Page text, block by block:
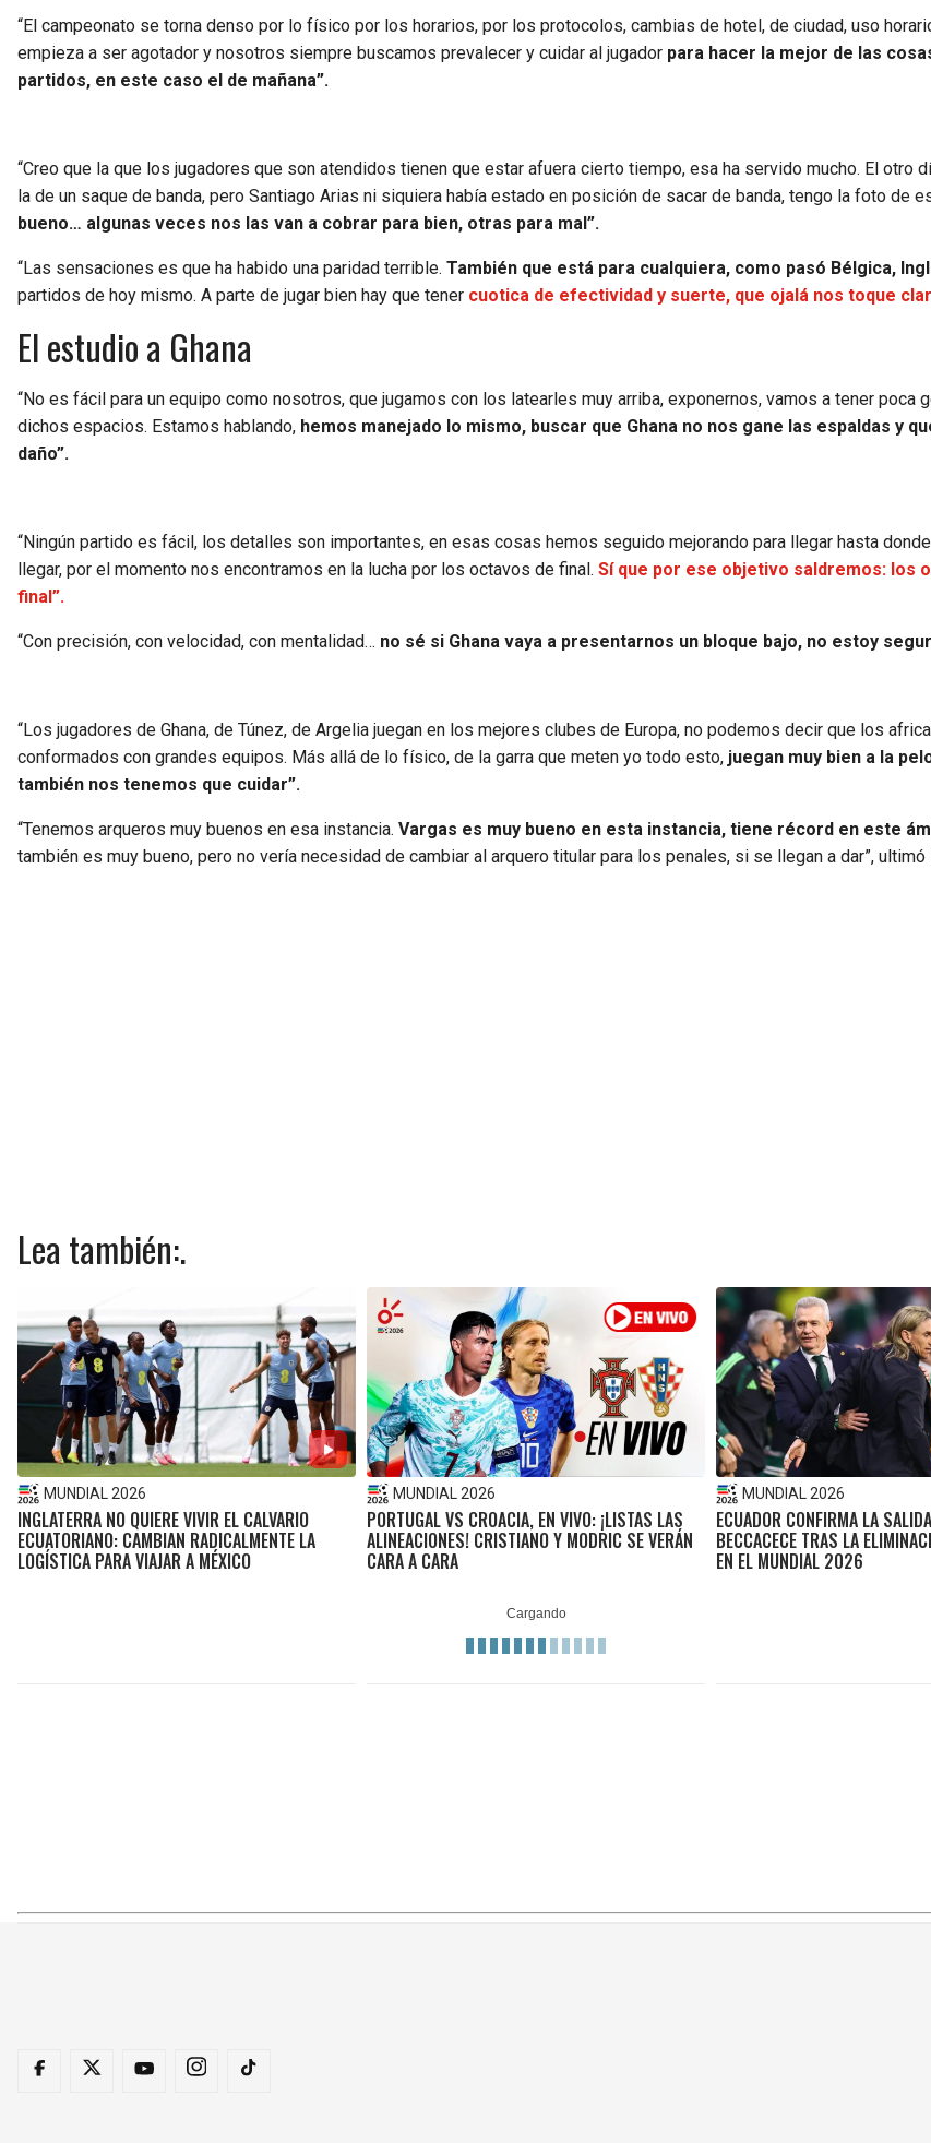
“El campeonato se torna denso por lo físico por los horarios, por los protocolos, cambias de hotel, de ciudad, uso
empieza a ser agotador y nosotros siempre buscamos prevalecer y cuidar al jugador para hacer la mejor de las
partidos, en este caso el de mañana”.
“Creo que la que los jugadores que son atendidos tienen que estar afuera cierto tiempo, esa ha servido mucho. El otro
la de un saque de banda, pero Santiago Arias ni siquiera había estado en posición de sacar de banda, tengo la foto de
bueno… algunas veces nos las van a cobrar para bien, otras para mal”.
“Las sensaciones es que ha habido una paridad terrible. También que está para cualquiera, como pasó Bélgica,
partidos de hoy mismo. A parte de jugar bien hay que tener cuotica de efectividad y suerte, que ojalá nos toque
El estudio a Ghana
“No es fácil para un equipo como nosotros, que jugamos con los latearles muy arriba, exponernos, vamos a tener poca
dichos espacios. Estamos hablando, hemos manejado lo mismo, buscar que Ghana no nos gane las espaldas y
daño”.
“Ningún partido es fácil, los detalles son importantes, en esas cosas hemos seguido mejorando para llegar hasta
llegar, por el momento nos encontramos en la lucha por los octavos de final. Sí que por ese objetivo saldremos: los
final”.
“Con precisión, con velocidad, con mentalidad… no sé si Ghana vaya a presentarnos un bloque bajo, no estoy
“Los jugadores de Ghana, de Túnez, de Argelia juegan en los mejores clubes de Europa, no podemos decir que los
conformados con grandes equipos. Más allá de lo físico, de la garra que meten yo todo esto, juegan muy bien a la
también nos tenemos que cuidar”.
“Tenemos arqueros muy buenos en esa instancia. Vargas es muy bueno en esta instancia, tiene récord en este
también es muy bueno, pero no vería necesidad de cambiar al arquero titular para los penales, si se llegan a dar”,
Lea también:.
MUNDIAL 2026
INGLATERRA NO QUIERE VIVIR EL CALVARIO
ECUATORIANO: CAMBIAN RADICALMENTE LA
LOGÍSTICA PARA VIAJAR A MÉXICO
MUNDIAL 2026
PORTUGAL VS CROACIA, EN VIVO: ¡LISTAS LAS
ALINEACIONES! CRISTIANO Y MODRIC SE VERÁN
CARA A CARA
MUNDIAL 2026
ECUADOR CONFIRMA LA
BECCACECE TRAS LA
EN EL MUNDIAL 2026